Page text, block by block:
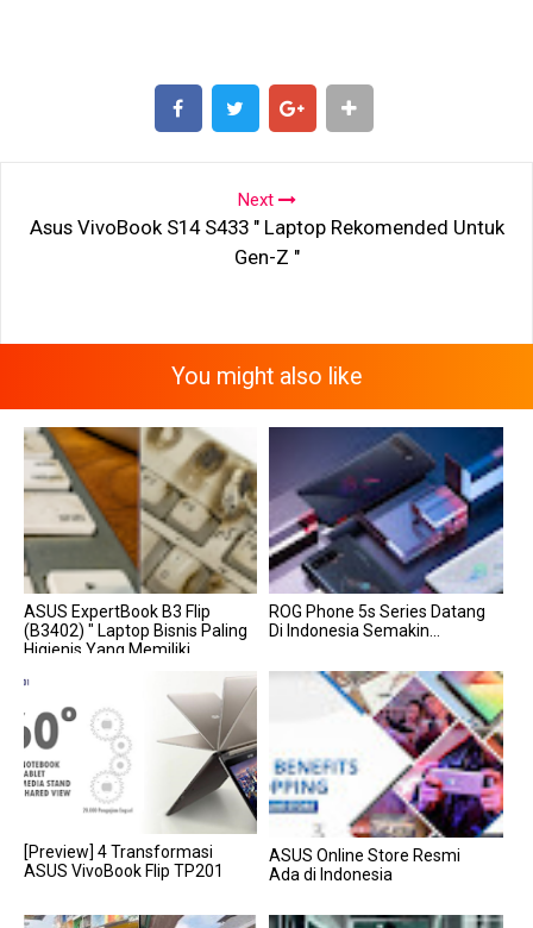
Next
Asus VivoBook S14 S433 " Laptop Rekomended Untuk
Gen-Z "
You might also like
ASUS ExpertBook B3 Flip
(B3402) " Laptop Bisnis Paling
Higienis Yang Memiliki
ROG Phone 5s Series Datang
Di Indonesia Semakin...
[Preview] 4 Transformasi
ASUS VivoBook Flip TP201
ASUS Online Store Resmi
Ada di Indonesia